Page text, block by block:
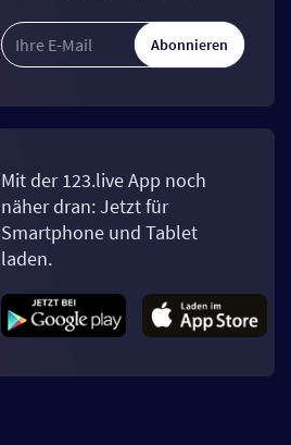
Abonnieren
Mit der 123.live App noch
näher dran: Jetzt für
Smartphone und Tablet
laden.